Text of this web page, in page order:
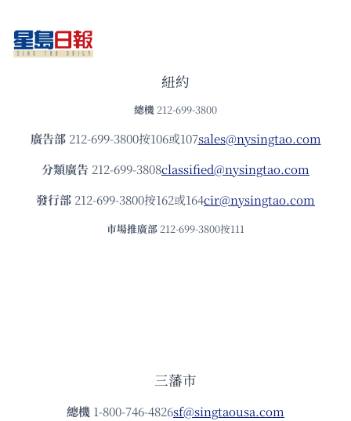
紐約
總機 212-699-3800
廣告部212-699-3800按106或107sales@nysingtao.com
分類廣告 212-699-3808classified@nysingtao.com
發⾏部 212-699-3800按162或164cir@nysingtao.com
市場推廣部 212-699-3800按111
三藩市
總機 1-800-746-4826sf@singtaousa.com